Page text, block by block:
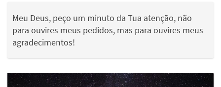
Meu Deus, peço um minuto da Tua atenção, não
para ouvires meus pedidos, mas para ouvires meus
agradecimentos!